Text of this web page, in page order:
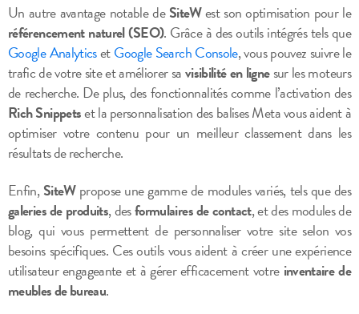
Un autre avantage notable deSiteWest son optimisation pour le
référencement naturel (SEO). Grâce à des outils intégrés tels que
Google AnalyticsetGoogle Search Console, vous pouvez suivre le
trafic de votre site et améliorer savisibilité en lignesur les moteurs
de recherche. De plus, des fonctionnalités comme l’activation des
Rich Snippetset la personnalisation des balises Meta vous aident à
optimiser votre contenu pour un meilleur classement dans les
résultats de recherche.
Enfin,SiteWpropose une gamme de modules variés, tels que des
galeries de produits, desformulaires de contact, et des modules de
blog, qui vous permettent de personnaliser votre site selon vos
besoins spécifiques. Ces outils vous aident à créer une expérience
utilisateur engageante et à gérer efficacement votre inventaire de
meubles de bureau.